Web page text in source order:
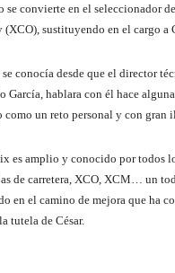
convierte en el seleccionador
sustituyendo en el cargo a
conocía desde que el director
García, hablara con él hace
como un reto personal y con gran
es amplio y conocido por todos
de carretera, XCO, XCM… un
en el camino de mejora que ha
tutela de César.